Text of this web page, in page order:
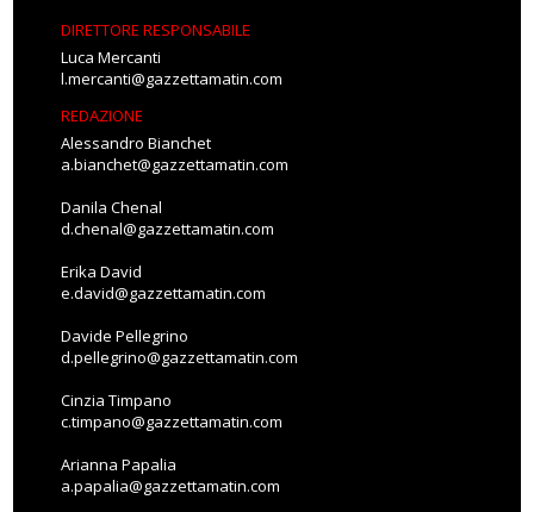
DIRETTORE RESPONSABILE
Luca Mercanti
l.mercanti@gazzettamatin.com
REDAZIONE
Alessandro Bianchet
a.bianchet@gazzettamatin.com
Danila Chenal
d.chenal@gazzettamatin.com
Erika David
e.david@gazzettamatin.com
Davide Pellegrino
d.pellegrino@gazzettamatin.com
Cinzia Timpano
c.timpano@gazzettamatin.com
Arianna Papalia
a.papalia@gazzettamatin.com